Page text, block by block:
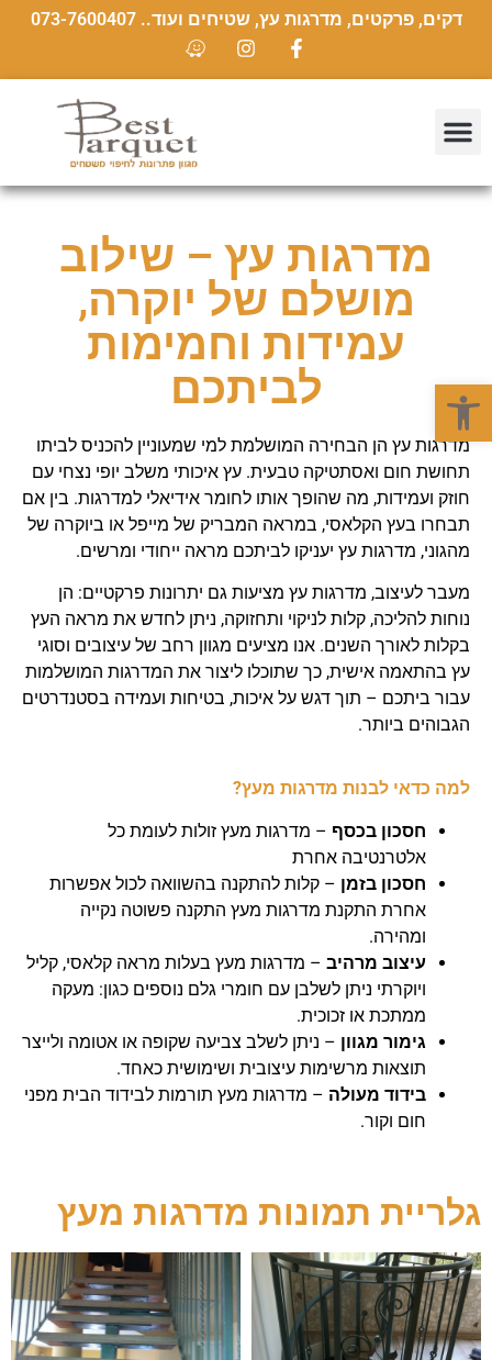
פתח סרגל נגישות
דקים, פרקטים, מדרגות עץ, שטיחים ועוד.. 073-7600407
מדרגות עץ – שילוב
מושלם של יוקרה,
עמידות וחמימות
לביתכם
מדרגות עץ הן הבחירה המושלמת למי שמעוניין להכניס לביתו
תחושת חום ואסתטיקה טבעית. עץ איכותי משלב יופי נצחי עם
חוזק ועמידות, מה שהופך אותו לחומר אידיאלי למדרגות. בין אם
תבחרו בעץ הקלאסי, במראה המבריק של מייפל או ביוקרה של
מהגוני, מדרגות עץ יעניקו לביתכם מראה ייחודי ומרשים.
מעבר לעיצוב, מדרגות עץ מציעות גם יתרונות פרקטיים: הן
נוחות להליכה, קלות לניקוי ותחזוקה, ניתן לחדש את מראה העץ
בקלות לאורך השנים. אנו מציעים מגוון רחב של עיצובים וסוגי
עץ בהתאמה אישית, כך שתוכלו ליצור את המדרגות המושלמות
עבור ביתכם – תוך דגש על איכות, בטיחות ועמידה בסטנדרטים
הגבוהים ביותר.
למה כדאי לבנות מדרגות מעץ?
חסכון בכסף – מדרגות מעץ זולות לעומת כל
אלטרנטיבה אחרת
חסכון בזמן – קלות להתקנה בהשוואה לכול אפשרות
אחרת התקנת מדרגות מעץ התקנה פשוטה נקייה
ומהירה.
עיצוב מרהיב – מדרגות מעץ בעלות מראה קלאסי, קליל
ויוקרתי ניתן לשלבן עם חומרי גלם נוספים כגון: מעקה
ממתכת או זכוכית.
גימור מגוון – ניתן לשלב צביעה שקופה או אטומה ולייצר
תוצאות מרשימות עיצובית ושימושית כאחד.
בידוד מעולה – מדרגות מעץ תורמות לבידוד הבית מפני
חום וקור.
גלריית תמונות מדרגות מעץ